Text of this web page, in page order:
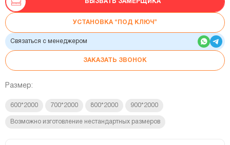
ВЫЗВАТЬ ЗАМЕРЩИКА
УСТАНОВКА “ПОД КЛЮЧ”
Связаться с менеджером
ЗАКАЗАТЬ ЗВОНОК
Размер:
600*2000 700*2000 800*2000 900*2000
Возможно изготовление нестандартных размеров